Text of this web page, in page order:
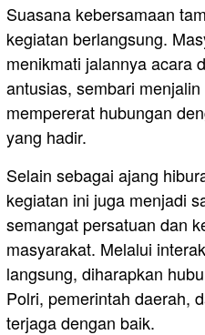
Suasana kebersamaan
kegiatan berlangsung.
menikmati jalannya acara
antusias, sembari
mempererat hubungan
yang hadir.
Selain sebagai ajang
kegiatan ini juga menjadi
semangat persatuan dan
masyarakat. Melalui
langsung, diharapkan
Polri, pemerintah daerah,
terjaga dengan baik.